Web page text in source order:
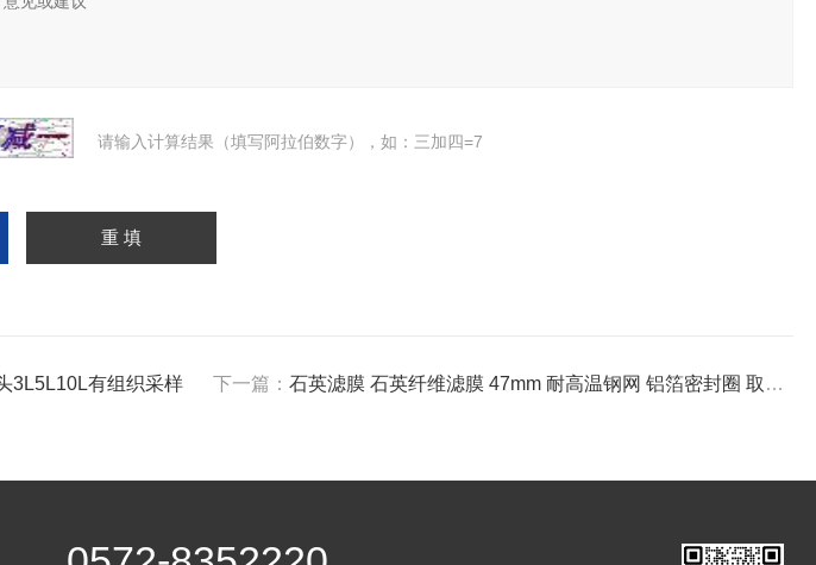
请输入计算结果（填写阿拉伯数字），如：三加四=7
3L5L10L有组织采样 下一篇：石英滤膜 石英纤维滤膜 47mm 耐高温钢网 铝箔密封圈 取代崂应